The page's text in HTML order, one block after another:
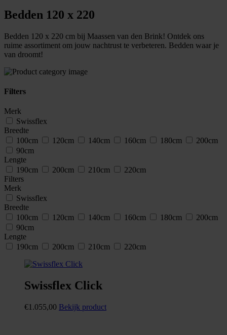
Bedden 120 x 220
Bedden 120 x 220 cm bij Maassen van den Brink! Ontdek ons
ruime assortiment om jouw nachtrust te verbeteren. Bedden waar je
van droomt!
Filters
Merk
Swissflex
Breedte
100cm
120cm 140cm 160cm 180cm
200cm
90cm
Lengte
190cm
200cm 210cm
220cm
Filters
Merk
Swissflex
Breedte
100cm
120cm 140cm 160cm 180cm
200cm
90cm
Lengte
190cm
200cm 210cm 220cm
Swissflex Click
€1.055,00 Bekijk product